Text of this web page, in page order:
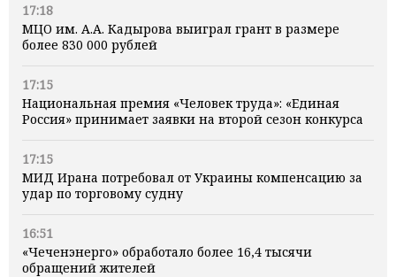
17:18
МЦО им. А.А. Кадырова выиграл грант в размере
более 830 000 рублей
17:15
Национальная премия «Человек труда»: «Единая
Россия» принимает заявки на второй сезон конкурса
17:15
МИД Ирана потребовал от Украины компенсацию за
удар по торговому судну
16:51
«Чеченэнерго» обработало более 16,4 тысячи
обращений жителей